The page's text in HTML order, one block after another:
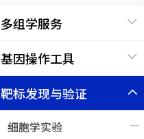
多组学服务
基因操作工具
靶标发现与验证
细胞学实验